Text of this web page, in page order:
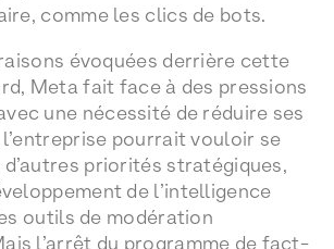
comme les clics de bots.
évoquées derrière cette
Meta fait face à des pressions
une nécessité de réduire ses
pourrait vouloir se
priorités stratégiques,
de l’intelligence
outils de modération
l’arrêt du programme de fact-